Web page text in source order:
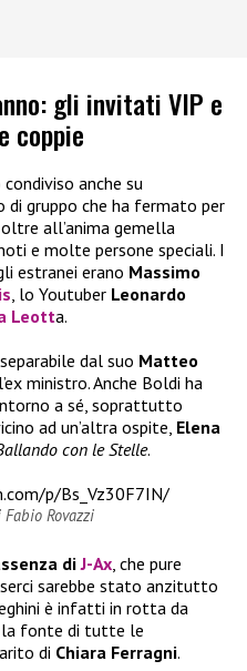
gli invitati VIP e
coppie
anche su
di gruppo che ha fermato per
all’anima gemella
e molte persone speciali. I
estranei erano Massimo
, lo Youtuber Leonardo
Leotta.
dal suo Matteo
ministro. Anche Boldi ha
a sé, soprattutto
ad un’altra ospite, Elena
con le Stelle.
p/Bs_Vz30F7IN/
Rovazzi
diJ-Ax , che pure
sarebbe stato anzitutto
è infatti in rotta da
la fonte di tutte le
di Chiara Ferragni.